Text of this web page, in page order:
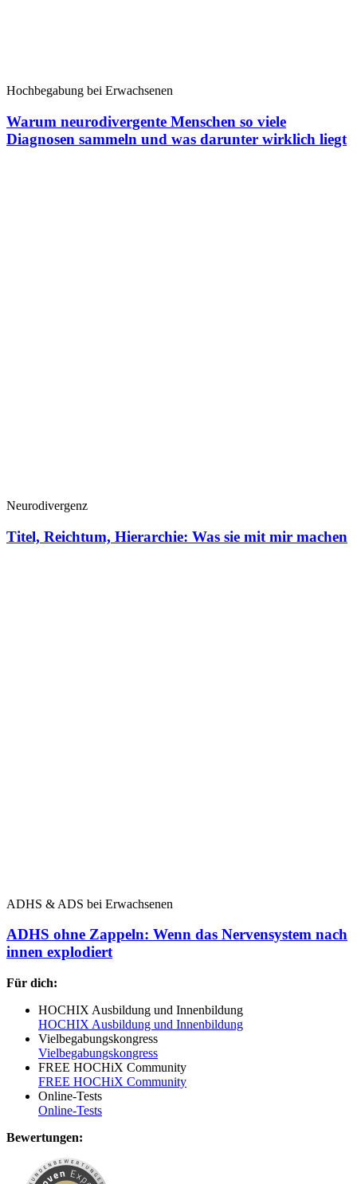
Hochbegabung bei Erwachsenen
Warum neurodivergente Menschen so viele
Diagnosen sammeln und was darunter wirklich liegt
Neurodivergenz
Titel, Reichtum, Hierarchie: Was sie mit mir machen
ADHS & ADS bei Erwachsenen
ADHS ohne Zappeln: Wenn das Nervensystem nach
innen explodiert
Für dich:
HOCHIX Ausbildung und Innenbildung
HOCHIX Ausbildung und Innenbildung
Vielbegabungskongress
Vielbegabungskongress
FREE HOCHiX Community
FREE HOCHiX Community
Online-Tests
Online-Tests
Bewertungen: